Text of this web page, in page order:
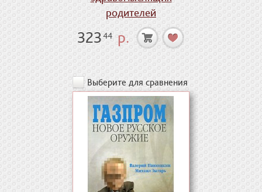
родителей
32344 р.
Выберите для сравнения